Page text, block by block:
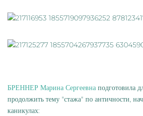
БРЕННЕР Марина Сергеевна подготовила
продолжить тему "стажа" по античности,
каникулах: